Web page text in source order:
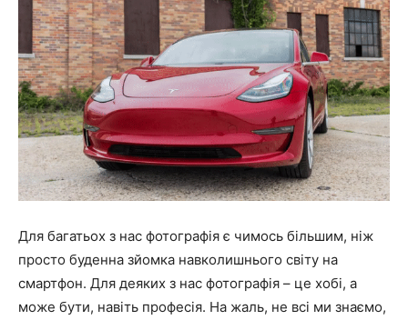
Для багатьох з нас фотографія є чимось більшим, ніж
просто буденна зйомка навколишнього світу на
смартфон. Для деяких з нас фотографія – це хобі, а
може бути, навіть професія. На жаль, не всі ми знаємо,